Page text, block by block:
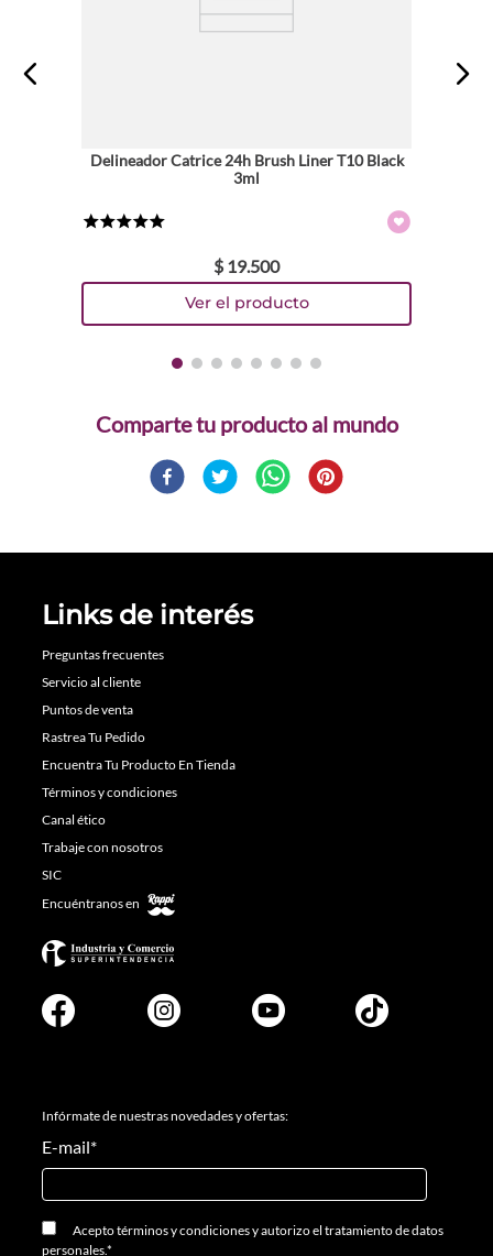
Delineador Catrice 24h Brush Liner T10 Black
3ml
$ 19.500
Comparte
Links de interés
Preguntas frecuentes
Servicio al cliente
Puntos de venta
Rastrea Tu Pedido
Encuentra Tu Producto En Tienda
Términos y condiciones
Canal ético
Trabaje con nosotros
SIC
Encuéntranos en
Infórmate de nuestras novedades y ofertas:
E-mail*
Aceptotérminos y condicionesyautorizo el tratamiento de datos
personales.*